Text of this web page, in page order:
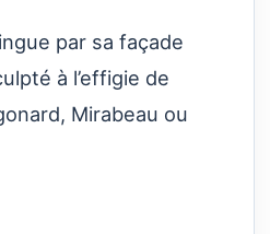
par sa façade
à l’effigie de
Mirabeau ou